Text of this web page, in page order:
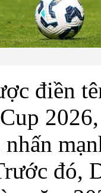
điền
nhấn
đó,